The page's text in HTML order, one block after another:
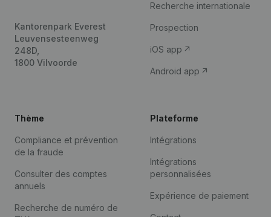
Kantorenpark Everest
Leuvensesteenweg
248D,
1800 Vilvoorde
Recherche internationale
Prospection
iOS app
Android app
Thème
Compliance et prévention
de la fraude
Consulter des comptes
annuels
Recherche de numéro de
Plateforme
Intégrations
Intégrations
personnalisées
Expérience de paiement